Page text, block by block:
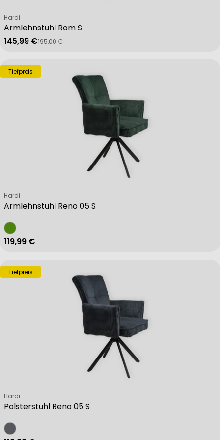
Armlehnstuhl Rom S
Verkäufer:
Hardi
Verkaufspreis
145,99 €
Regulärer Preis
195,00 €
Tiefpreis
Armlehnstuhl Reno 05 S
Verkäufer:
Hardi
Regulärer Preis
119,99 €
Tiefpreis
Polsterstuhl Reno 05 S
Verkäufer:
Hardi